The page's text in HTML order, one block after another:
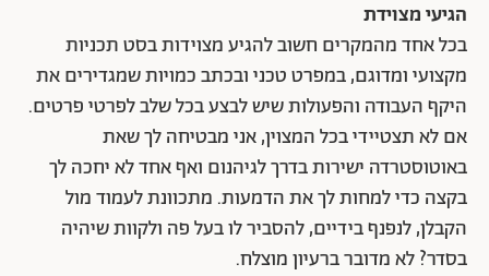
הגיעי מצוידת
בכל אחד מהמקרים חשוב להגיע מצוידות בסט תכניות
מקצועי ומדוגם, במפרט טכני ובכתב כמויות שמגדירים את
היקף העבודה והפעולות שיש לבצע בכל שלב לפרטי פרטים.
אם לא תצטיידי בכל המצוין, אני מבטיחה לך שאת
באוטוסטרדה ישירות בדרך לגיהנום ואף אחד לא יחכה לך
בקצה כדי למחות לך את הדמעות. מתכוונת לעמוד מול
הקבלן, לנפנף בידיים, להסביר לו בעל פה ולקוות שיהיה
בסדר? לא מדובר ברעיון מוצלח.